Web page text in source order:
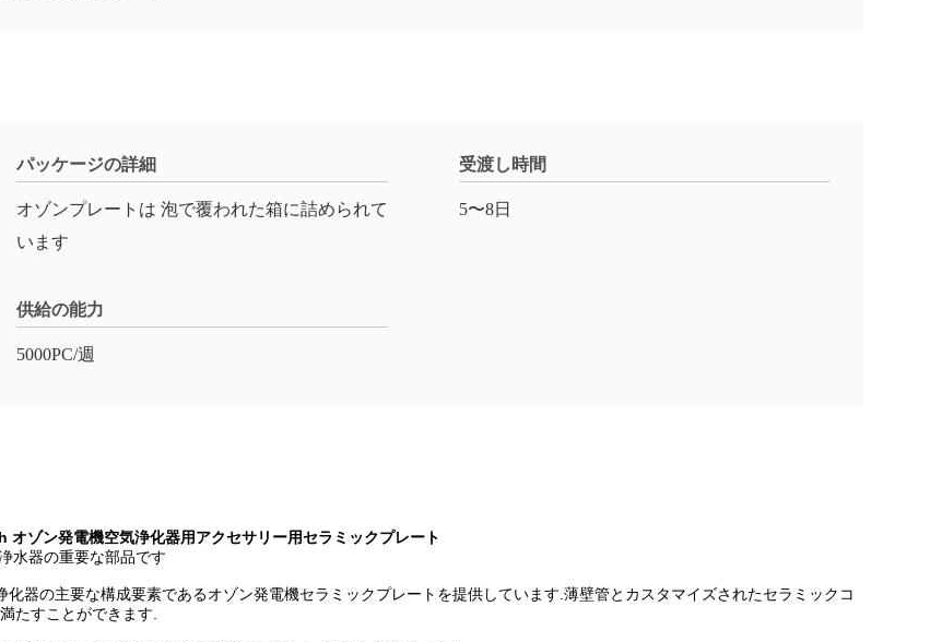
パッケージの詳細
オゾンプレートは 泡で覆われた箱に詰められて
います
受渡し時間
5〜8日
供給の能力
5000PC/週
オゾン発電機空気浄化器用アクセサリー用セラミックプレート
水器の重要な部品です
器の主要な構成要素であるオゾン発電機セラミックプレートを提供しています.薄壁管とカスタマイズされたセラミックコ
たすことができます.